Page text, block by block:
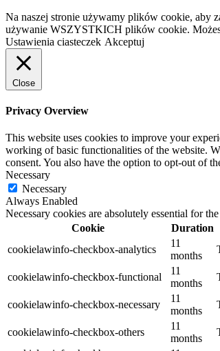
Na naszej stronie używamy plików cookie, aby
używanie WSZYSTKICH plików cookie.
Ustawienia ciasteczek Akceptuj
Close
Privacy Overview
This website uses cookies to improve your
working of basic functionalities of the website.
consent. You also have the option to opt-out of
Necessary
Necessary
Always Enabled
Necessary cookies are absolutely essential for
Cookie
Duration
cookielawinfo-checkbox-analytics
11
months
cookielawinfo-checkbox-functional
11
months
cookielawinfo-checkbox-necessary
11
months
cookielawinfo-checkbox-others
11
months